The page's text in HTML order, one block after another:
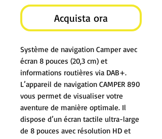
Acquista ora
Système de navigation Camper avec
écran 8 pouces (20,3 cm) et
informations routières via DAB+.
L’appareil de navigation CAMPER 890
vous permet de visualiser votre
aventure de manière optimale. Il
dispose d’un écran tactile ultra-large
de 8 pouces avec résolution HD et